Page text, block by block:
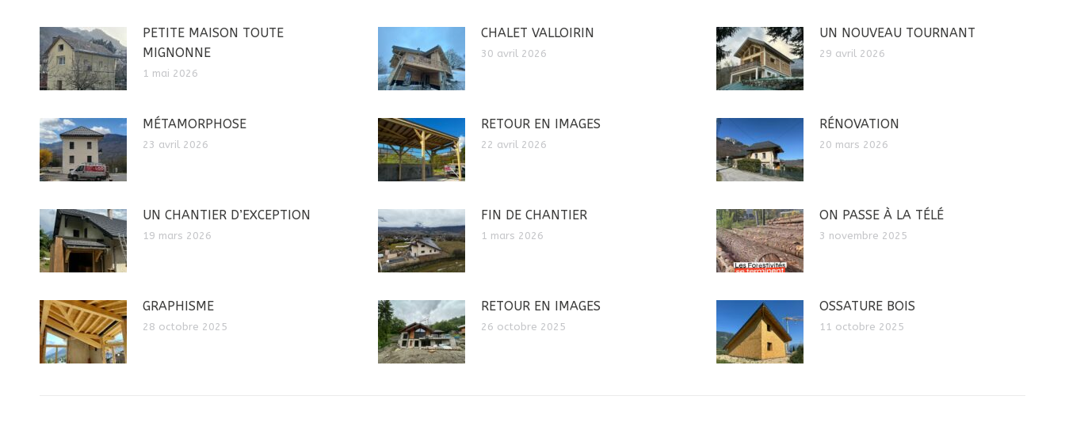
PETITE MAISON TOUTE
MIGNONNE
1 mai 2026
CHALET VALLOIRIN
30 avril 2026
UN NOUVEAU TOURNANT
29 avril 2026
MÉTAMORPHOSE
23 avril 2026
RETOUR EN IMAGES
22 avril 2026
RÉNOVATION
20 mars 2026
UN CHANTIER D’EXCEPTION
19 mars 2026
FIN DE CHANTIER
1 mars 2026
ON PASSE À LA TÉLÉ
3 novembre 2025
GRAPHISME
28 octobre 2025
RETOUR EN IMAGES
26 octobre 2025
OSSATURE BOIS
11 octobre 2025